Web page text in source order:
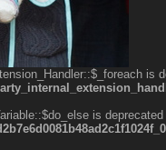
is
is deprecated